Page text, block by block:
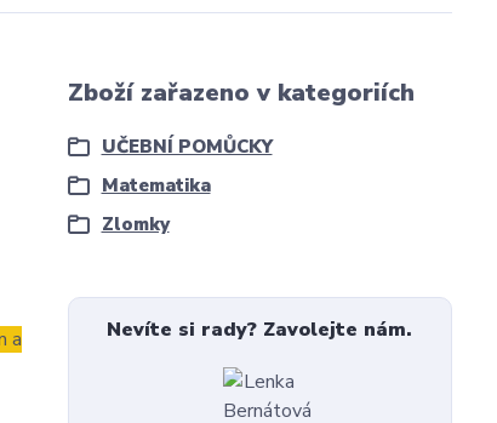
a
Zboží zařazeno v kategoriích
UČEBNÍ POMŮCKY
Matematika
Zlomky
Nevíte si rady? Zavolejte nám.